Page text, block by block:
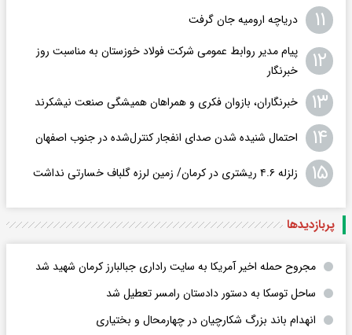
۱۱ دریاچه ارومیه جان گرفت
۱۲
پیام مدیر روابط عمومی شرکت فولاد خوزستان به مناسبت روز
خبرنگار
۱۳ خبرنگاران، بازوان فکری و همراهان همیشگی صنعت نیشکرند
۱۴ احتمال شنیده شدن صدای انفجار کنترل‌شده در جنوب اصفهان
۱۵ زلزله ۴.۶ ریشتری در کرمان/ زمین لرزه گلباف خسارتی نداشت
پربازدید‌ها
مجروح حمله اخیر آمریکا به سایت راداری جبالبارز کرمان شهید شد
ساحل توسکا به دستور دادستان رامسر تعطیل شد
انهدام باند بزرگ شکارچیان در چهارمحال و بختیاری